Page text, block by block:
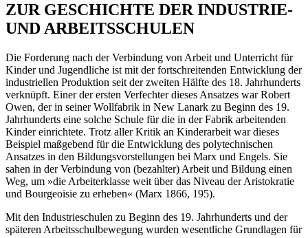
ZUR GESCHICHTE DER INDUSTRIE-
UND ARBEITSSCHULEN
Die Forderung nach der Verbindung von Arbeit und Unterricht für
Kinder und Jugendliche ist mit der fortschreitenden Entwicklung der
industriellen Produktion seit der zweiten Hälfte des 18. Jahrhunderts
verknüpft. Einer der ersten Verfechter dieses Ansatzes war Robert
Owen, der in seiner Wollfabrik in New Lanark zu Beginn des 19.
Jahrhunderts eine solche Schule für die in der Fabrik arbeitenden
Kinder einrichtete. Trotz aller Kritik an Kinderarbeit war dieses
Beispiel maßgebend für die Entwicklung des polytechnischen
Ansatzes in den Bildungsvorstellungen bei Marx und Engels. Sie
sahen in der Verbindung von (bezahlter) Arbeit und Bildung einen
Weg, um »die Arbeiterklasse weit über das Niveau der Aristokratie
und Bourgeoisie zu erheben« (Marx 1866, 195).
Mit den Industrieschulen zu Beginn des 19. Jahrhunderts und der
späteren Arbeitsschulbewegung wurden wesentliche Grundlagen für